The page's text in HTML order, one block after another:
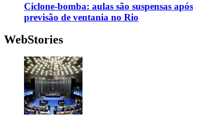
Ciclone-bomba: aulas são suspensas após
previsão de ventania no Rio
WebStories